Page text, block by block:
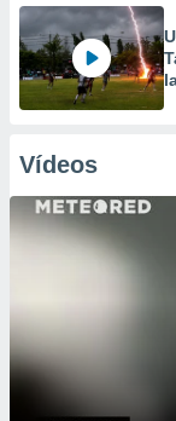
Vídeos